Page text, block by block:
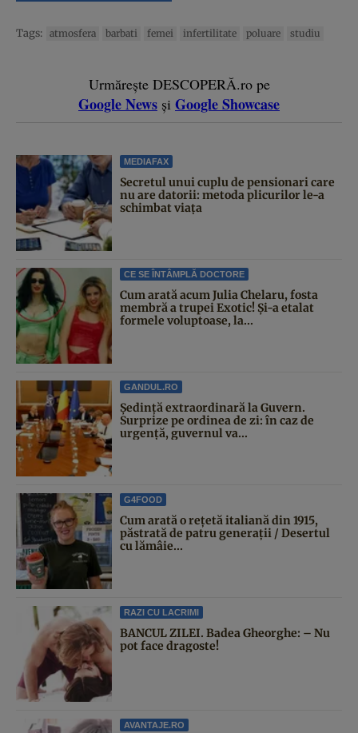
Tags: atmosfera barbati femei infertilitate poluare studiu
Urmărește DESCOPERĂ.ro pe
Google News și Google Showcase
MEDIAFAX
Secretul unui cuplu de pensionari care
nu are datorii: metoda plicurilor le-a
schimbat viața
CE SE ÎNTÂMPLĂ DOCTORE
Cum arată acum Julia Chelaru, fosta
membră a trupei Exotic! Și-a etalat
formele voluptoase, la...
GANDUL.RO
Şedinţă extraordinară la Guvern.
Surprize pe ordinea de zi: în caz de
urgență, guvernul va...
G4FOOD
Cum arată o rețetă italiană din 1915,
păstrată de patru generații / Desertul
cu lămâie...
RAZI CU LACRIMI
BANCUL ZILEI. Badea Gheorghe: – Nu
pot face dragoste!
AVANTAJE.RO